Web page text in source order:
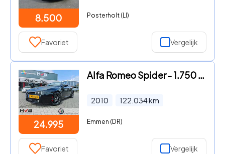
8.500 Posterholt (LI)
Favoriet Vergelijk
24.995
Alfa Romeo Spider - 1.750 TBi Exclusive
2010 122.034km
Emmen (DR)
Favoriet Vergelijk